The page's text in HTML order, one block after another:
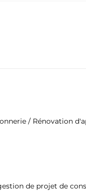
/ Rénovation
de projet de